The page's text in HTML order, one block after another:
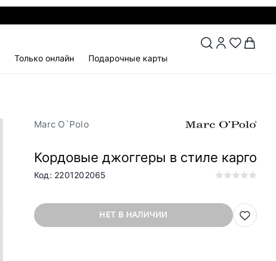
Только онлайн Подарочные карты
Marc O`Polo
Кордовые джоггеры в стиле карго
Код: 2201202065
НЕТ В НАЛИЧИИ